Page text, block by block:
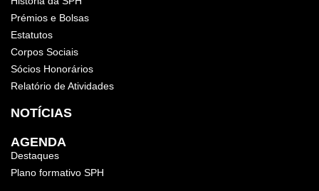
Prémios e Bolsas
Estatutos
Corpos Sociais
Sócios Honorários
Relatório de Atividades
NOTÍCIAS
AGENDA
Destaques
Plano formativo SPH